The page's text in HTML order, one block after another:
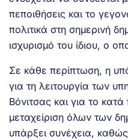
πεποιθήσεις και το
πολιτικά στη σημερινή
ισχυρισμό του ίδιου, ο
Σε κάθε περίπτωση, η
για τη λειτουργία των
Βόνιτσας και για το
μεταχείριση όλων των
υπάρξει συνέχεια,